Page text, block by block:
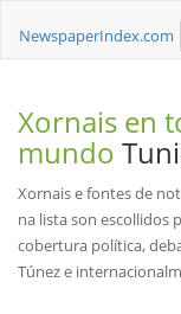
NewspaperIndex.com
Xornais en
mundo
Xornais e fontes de
na lista son escollidos
cobertura política,
Túnez e